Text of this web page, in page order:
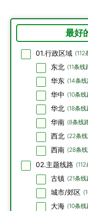
最好
01.行政区域 (112
东北 (11条线
华东 (14条线
华中 (10条线
华北 (18条线
华南 (8条线
西北 (22条
西南 (28条
02.主题线路 (112
古镇 (21条线
城市/郊区 (
大海 (10条线